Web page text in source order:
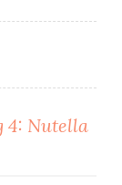
4: Nutella